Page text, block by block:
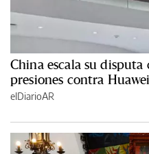
China escala su
presiones contra
elDiarioAR